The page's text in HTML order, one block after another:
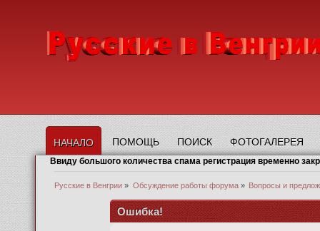
НАЧАЛО ПОМОЩЬ ПОИСК ФОТОГАЛЕРЕЯ
Ввиду большого количества спама регистрация временно
Русские в Венгрии » Обсуждение работы форума» Вопросы и
Ошибка!